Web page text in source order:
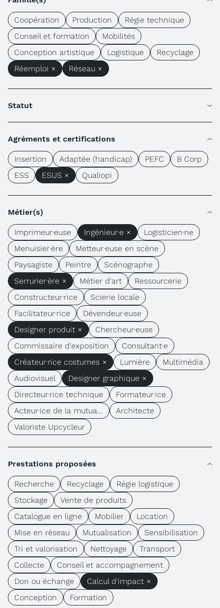
Coopération Production
Régie technique
Conseil et formation
Mobilités
Conception artistique
Logistique
Recyclage
Réemploi ×
Réseau ×
Statut
Agréments et certifications
Insertion Adaptée (handicap) PEFC
B Corp
ESS
ESUS × Qualiopi
Métier(s)
Imprimeur·euse Ingénieur·e ×
Logisticien·ne
Menuisier·ère
Metteur·euse en scène
Paysagiste
Peintre
Scénographe
Serrurier·ère ×
Métier d'art
Ressourcerie
Constructeur·rice
Scierie locale
Facilitateur·rice
Dévendeur·euse
Designer produit ×
Chercheur·euse
Commissaire d'exposition
Consultant·e
Créateur·rice costumes ×
Lumière
Multimédia
Audiovisuel
Designer graphique ×
Directeur·rice technique
Formateur·ice
Acteur·ice de la mutua...
Architecte
Valoriste Upcycleur
Prestations proposées
Recherche Recyclage
Régie logistique
Stockage
Vente de produits
Catalogue en ligne
Mobilier
Location
Mise en réseau
Mutualisation
Sensibilisation
Tri et valorisation
Nettoyage
Transport
Collecte
Conseil et accompagnement
Don ou échange
Calcul d'impact ×
Conception
Formation